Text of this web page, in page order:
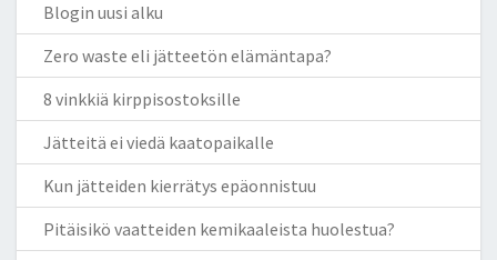
Blogin uusi alku
Zero waste eli jätteetön elämäntapa?
8 vinkkiä kirppisostoksille
Jätteitä ei viedä kaatopaikalle
Kun jätteiden kierrätys epäonnistuu
Pitäisikö vaatteiden kemikaaleista huolestua?